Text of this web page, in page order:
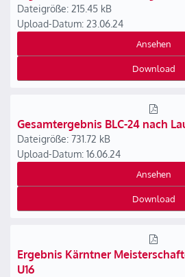
Dateigröße: 215.45 kB
Upload-Datum: 23.06.24
Ansehen
Download
Gesamtergebnis BLC-24 nach
Dateigröße: 731.72 kB
Upload-Datum: 16.06.24
Ansehen
Download
Ergebnis Kärntner
U16